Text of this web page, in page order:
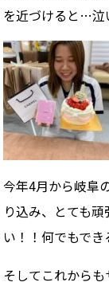
を近づけると…
今年4月から岐阜
り込み、とても
い！！何でもでき
そしてこれから